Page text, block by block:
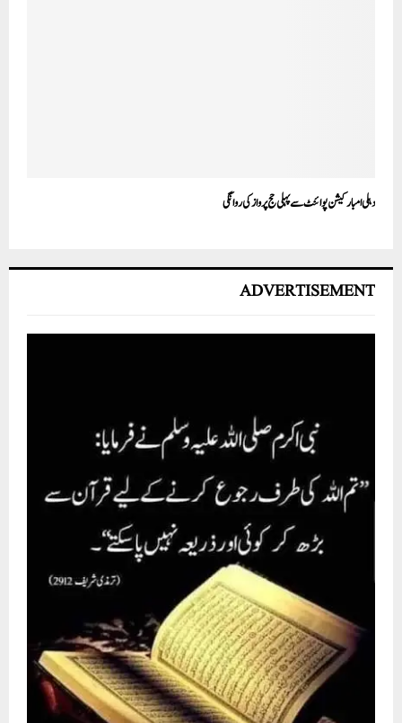
دہلی امبارکیشن پوائنٹ سے پہلی حج پرواز کی روانگی
ADVERTISEMENT